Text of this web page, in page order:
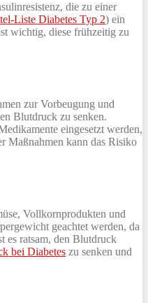
die zu einer
Liste Diabetes Typ 2) ein
wichtig, diese frühzeitig zu
zur Vorbeugung und
Blutdruck zu senken.
eingesetzt werden,
Maßnahmen kann das Risiko
Vollkornprodukten und
geachtet werden, da
es ratsam, den Blutdruck
bei Diabetes zu senken und